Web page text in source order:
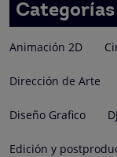
Categorías
Animación 2D
Dirección de Arte
Diseño Grafico DJ
Edición y